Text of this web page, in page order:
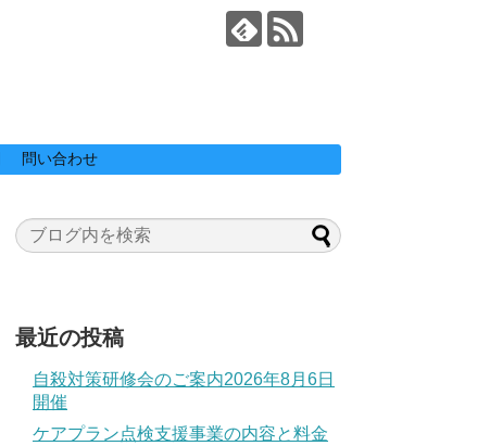
問い合わせ
最近の投稿
自殺対策研修会のご案内2026年8月6日
開催
ケアプラン点検支援事業の内容と料金